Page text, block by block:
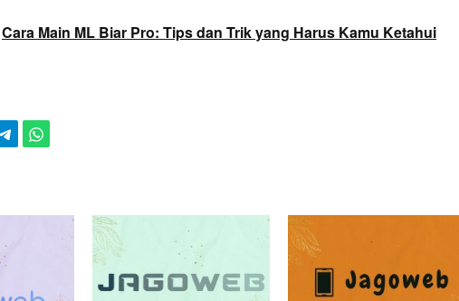
Cara Main ML Biar Pro: Tips dan Trik yang Harus Kamu Ketahui